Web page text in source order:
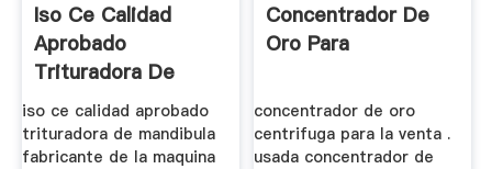
Iso Ce Calidad
Aprobado
Trituradora De
Mandibula
iso ce calidad aprobado
trituradora de mandibula
fabricante de la maquina
Concentrador De
Oro Para
concentrador de oro
centrifuga para la venta .
usada concentrador de